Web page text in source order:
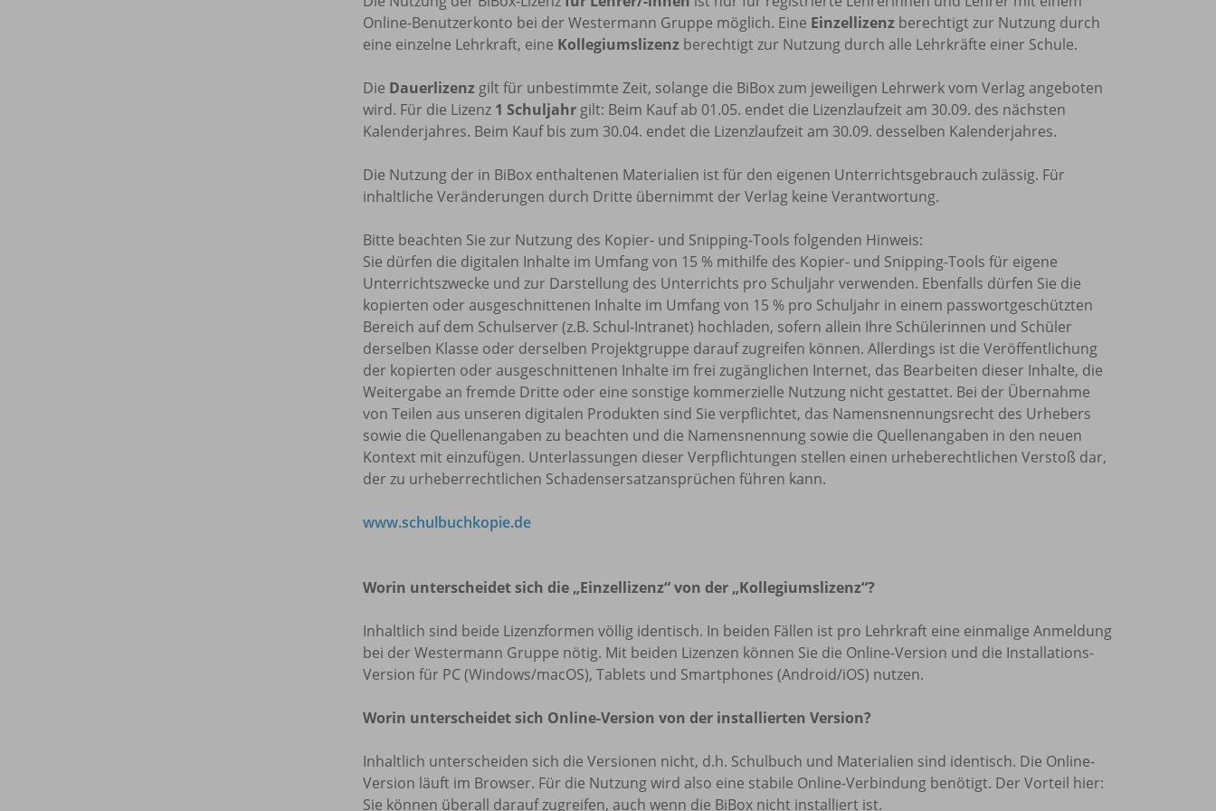
Online-Benutzerkonto bei der Westermann Gruppe möglich. Eine Einzellizenz berechtigt zur Nutzung durch
eine einzelne Lehrkraft, eine Kollegiumslizenz berechtigt zur Nutzung durch alle Lehrkräfte einer Schule.
Die Dauerlizenz gilt für unbestimmte Zeit, solange die BiBox zum jeweiligen Lehrwerk vom Verlag angeboten
wird. Für die Lizenz 1 Schuljahr gilt: Beim Kauf ab 01.05. endet die Lizenzlaufzeit am 30.09. des nächsten
Kalenderjahres. Beim Kauf bis zum 30.04. endet die Lizenzlaufzeit am 30.09. desselben Kalenderjahres.
Die Nutzung der in BiBox enthaltenen Materialien ist für den eigenen Unterrichtsgebrauch zulässig. Für
inhaltliche Veränderungen durch Dritte übernimmt der Verlag keine Verantwortung.
Bitte beachten Sie zur Nutzung des Kopier- und Snipping-Tools folgenden Hinweis:
Sie dürfen die digitalen Inhalte im Umfang von 15 % mithilfe des Kopier- und Snipping-Tools für eigene
Unterrichtszwecke und zur Darstellung des Unterrichts pro Schuljahr verwenden. Ebenfalls dürfen Sie die
kopierten oder ausgeschnittenen Inhalte im Umfang von 15 % pro Schuljahr in einem passwortgeschützten
Bereich auf dem Schulserver (z.B. Schul-Intranet) hochladen, sofern allein Ihre Schülerinnen und Schüler
derselben Klasse oder derselben Projektgruppe darauf zugreifen können. Allerdings ist die Veröffentlichung
der kopierten oder ausgeschnittenen Inhalte im frei zugänglichen Internet, das Bearbeiten dieser Inhalte, die
Weitergabe an fremde Dritte oder eine sonstige kommerzielle Nutzung nicht gestattet. Bei der Übernahme
von Teilen aus unseren digitalen Produkten sind Sie verpflichtet, das Namensnennungsrecht des Urhebers
sowie die Quellenangaben zu beachten und die Namensnennung sowie die Quellenangaben in den neuen
Kontext mit einzufügen. Unterlassungen dieser Verpflichtungen stellen einen urheberechtlichen Verstoß dar,
der zu urheberrechtlichen Schadensersatzansprüchen führen kann.
www.schulbuchkopie.de
Worin unterscheidet sich die „Einzellizenz“ von der „Kollegiumslizenz“?
Inhaltlich sind beide Lizenzformen völlig identisch. In beiden Fällen ist pro Lehrkraft eine einmalige Anmeldung
bei der Westermann Gruppe nötig. Mit beiden Lizenzen können Sie die Online-Version und die Installations-
Version für PC (Windows/macOS), Tablets und Smartphones (Android/iOS) nutzen.
Worin unterscheidet sich Online-Version von der installierten Version?
Inhaltlich unterscheiden sich die Versionen nicht, d.h. Schulbuch und Materialien sind identisch. Die Online-
Version läuft im Browser. Für die Nutzung wird also eine stabile Online-Verbindung benötigt. Der Vorteil hier:
Sie können überall darauf zugreifen, auch wenn die BiBox nicht installiert ist.